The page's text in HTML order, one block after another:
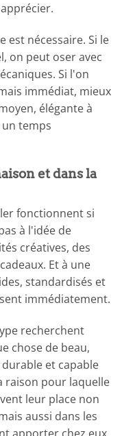
est nécessaire. Si le
on peut oser avec
Si l'on
immédiat, mieux
élégante à
temps
et dans la
fonctionnent si
à l'idée de
créatives, des
Et à une
standardisés et
immédiatement.
recherchent
chose de beau,
et capable
raison pour laquelle
leur place non
aussi dans les